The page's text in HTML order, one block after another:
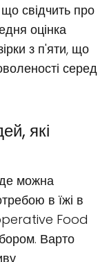
що свідчить про
оцінка
з п'яти, що
серед
які
можна
в їжі в
Food
Варто